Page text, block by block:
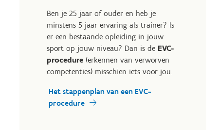
Ben je 25 jaar of ouder en heb je
minstens 5 jaar ervaring als trainer? Is
er een bestaande opleiding in jouw
sport op jouw niveau? Dan is de EVC-
procedure (erkennen van verworven
competenties) misschien iets voor jou.
Het stappenplan van een EVC-
procedure